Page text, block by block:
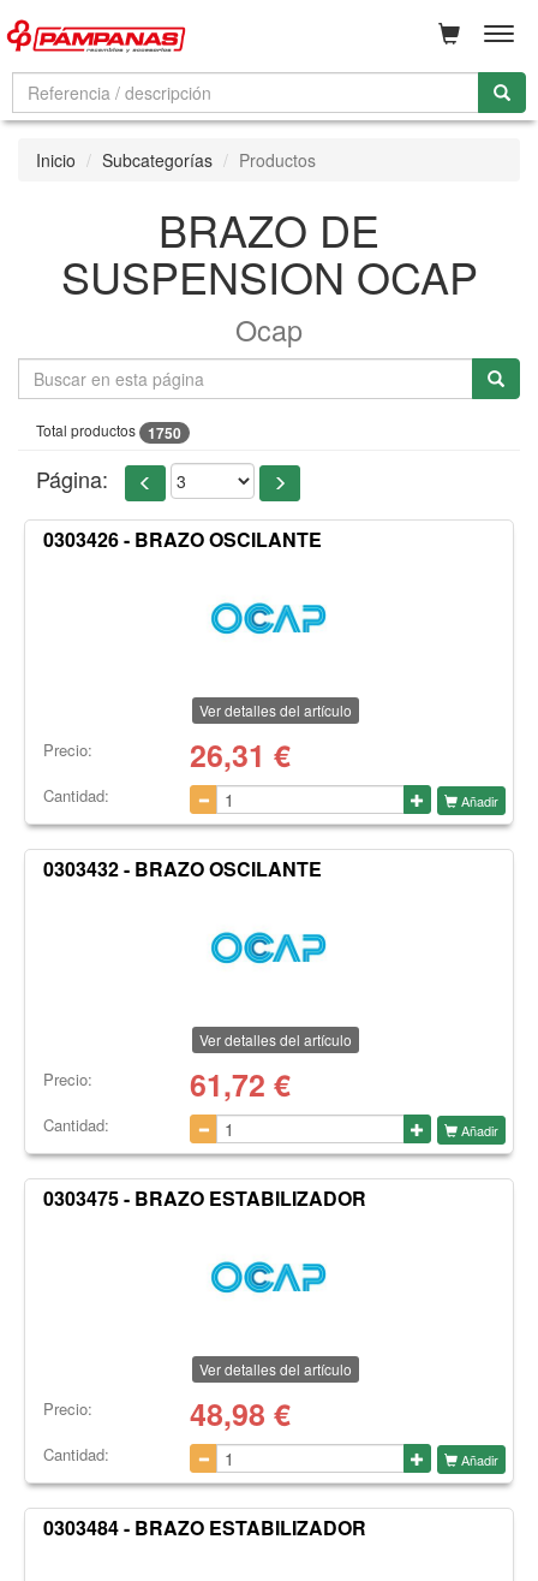
Inicio Subcategorías Productos
BRAZO DE
SUSPENSION OCAP
Ocap
Total productos 1750
Página:
0303426 - BRAZO OSCILANTE
Ver detalles del artículo
Precio: 26,31 €
Cantidad: Añadir
0303432 - BRAZO OSCILANTE
Ver detalles del artículo
Precio: 61,72 €
Cantidad: Añadir
0303475 - BRAZO ESTABILIZADOR
Ver detalles del artículo
Precio: 48,98 €
Cantidad: Añadir
0303484 - BRAZO ESTABILIZADOR